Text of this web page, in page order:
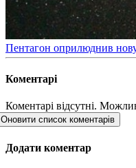
​Пентагон оприлюднив
Коментарі
Коментарі відсутні.
Оновити список коментарів
Додати коментар